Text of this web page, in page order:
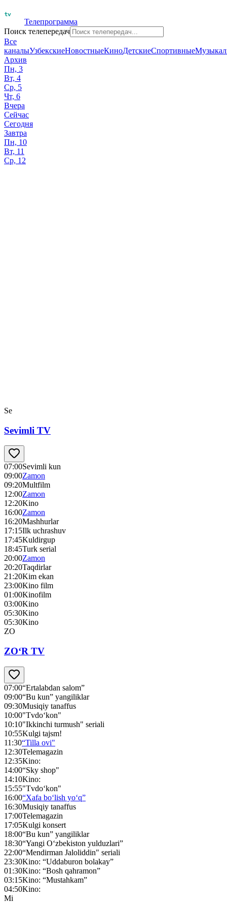
Телепрограмма
Поиск телепередач
Все
каналыУзбекскиеНовостныеКиноДетскиеСпортивные
Архив
Пн, 3
Вт, 4
Ср, 5
Чт, 6
Вчера
Сейчас
Сегодня
Завтра
Пн, 10
Вт, 11
Ср, 12
Se
Sevimli TV
07:00Sevimli kun
09:00Zamon
09:20Multfilm
12:00Zamon
12:20Kino
16:00Zamon
16:20Mashhurlar
17:15Ilk uchrashuv
17:45Kuldirgup
18:45Turk serial
20:00Zamon
20:20Taqdirlar
21:20Kim ekan
23:00Kino film
01:00Kinofilm
03:00Kino
05:30Kino
05:30Kino
ZO
ZO‘R TV
07:00“Ertalabdan salom”
09:00“Bu kun” yangiliklar
09:30Musiqiy tanaffus
10:00"Tvdo‘kon"
10:10"Ikkinchi turmush" seriali
10:55Kulgi tajsm!
11:30“Tilla ovi"
12:30Telemagazin
12:35Kino:
14:00“Sky shop"
14:10Kino:
15:55"Tvdo‘kon"
16:00“Xafa bo‘lish yo‘q”
16:30Musiqiy tanaffus
17:00Telemagazin
17:05Kulgi konsert
18:00“Bu kun” yangiliklar
18:30“Yangi O‘zbekiston yulduzlari”
22:00“Mendirman Jaloliddin" seriali
23:30Kino: “Uddaburon bolakay”
01:30Kino: “Bosh qahramon”
03:15Kino: “Мustahkam”
04:50Kino:
Mi